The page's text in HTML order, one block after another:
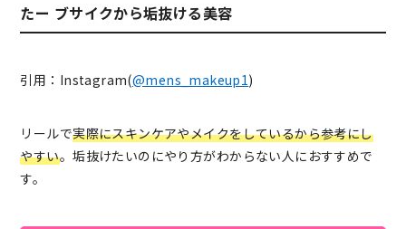
たー ブサイクから垢抜ける美容
引用：Instagram(@mens_makeup1)
リールで実際にスキンケアやメイクをしているから参考にし
やすい。垢抜けたいのにやり方がわからない人におすすめで
す。